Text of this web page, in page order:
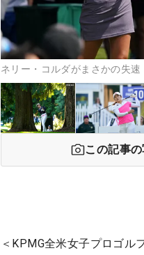
ネリー・コルダがまさかの失速
この記事
＜KPMG全米女子プロゴ